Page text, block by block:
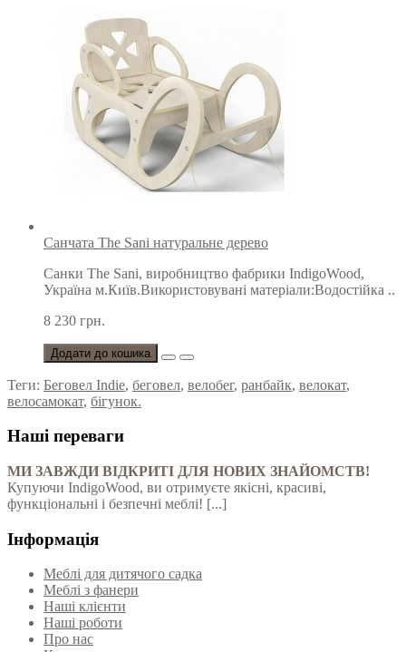
Санчата The Sani натуральне дерево
Санки The Sani, виробництво фабрики IndigoWood,
Україна м.Київ.Використовувані матеріали:Водостійка ..
8 230 грн.
Додати до кошика
Теги: Беговел Indie, беговел, велобег, ранбайк, велокат,
велосамокат, бігунок.
Наші переваги
МИ ЗАВЖДИ ВІДКРИТІ ДЛЯ НОВИХ ЗНАЙОМСТВ!
Купуючи IndigoWood, ви отримуєте якісні, красиві,
функціональні і безпечні меблі! [...]
Інформація
Меблі для дитячого садка
Меблі з фанери
Наші клієнти
Наші роботи
Про нас